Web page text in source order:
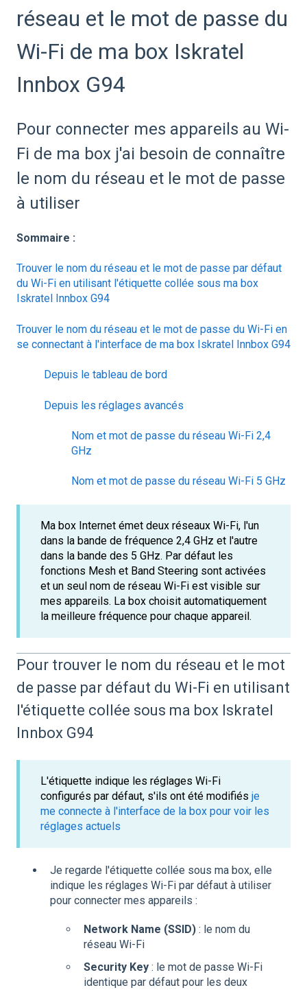
réseau et le mot de passe du
Wi-Fi de ma box Iskratel
Innbox G94
Pour connecter mes appareils au Wi-
Fi de ma box j'ai besoin de connaître
le nom du réseau et le mot de passe
à utiliser
Sommaire :
Trouver le nom du réseau et le mot de passe par défaut
du Wi-Fi en utilisant l'étiquette collée sous ma box
Iskratel Innbox G94
Trouver le nom du réseau et le mot de passe du Wi-Fi en
se connectant à l'interface de ma box Iskratel Innbox G94
Depuis le tableau de bord
Depuis les réglages avancés
Nom et mot de passe du réseau Wi-Fi 2,4
GHz
Nom et mot de passe du réseau Wi-Fi 5 GHz
Ma box Internet émet deux réseaux Wi-Fi, l'un
dans la bande de fréquence 2,4 GHz et l'autre
dans la bande des 5 GHz. Par défaut les
fonctions Mesh et Band Steering sont activées
et un seul nom de réseau Wi-Fi est visible sur
mes appareils. La box choisit automatiquement
la meilleure fréquence pour chaque appareil.
Pour trouver le nom du réseau et le mot
de passe par défaut du Wi-Fi en utilisant
l'étiquette collée sous ma box Iskratel
Innbox G94
L'étiquette indique les réglages Wi-Fi
configurés par défaut, s'ils ont été modifiés je
me connecte à l'interface de la box pour voir les
réglages actuels
Je regarde l'étiquette collée sous ma box, elle
indique les réglages Wi-Fi par défaut à utiliser
pour connecter mes appareils :
Network Name (SSID) : le nom du
réseau Wi-Fi
Security Key : le mot de passe Wi-Fi
identique par défaut pour les deux